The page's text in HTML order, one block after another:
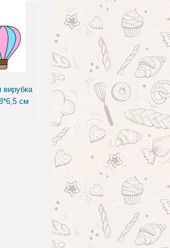
вирубка
см